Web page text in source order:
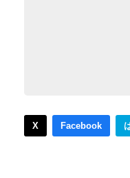
X Facebook